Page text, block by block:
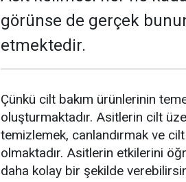
görünse de gerçek
etmektedir.
Çünkü cilt bakım ürünlerinin
oluşturmaktadır. Asitlerin cilt
temizlemek, canlandırmak ve
olmaktadır. Asitlerin etkilerini
daha kolay bir şekilde